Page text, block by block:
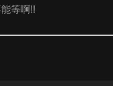
等啊!!